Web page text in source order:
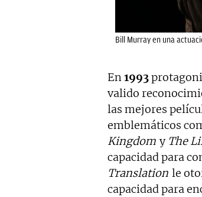
Bill Murray en una
En1993
valido
las mejores
emblemáticos
Kingdom y The
capacidad para
Translation le
capacidad para